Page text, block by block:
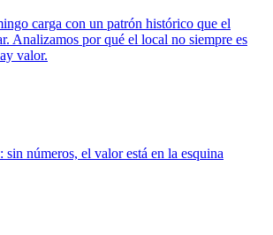
carga con un patrón histórico que el
Analizamos por qué el local no siempre es
valor.
números, el valor está en la esquina